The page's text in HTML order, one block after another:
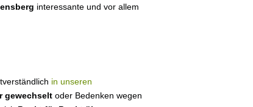
interessante und vor allem
in unseren
gewechselt oder Bedenken wegen